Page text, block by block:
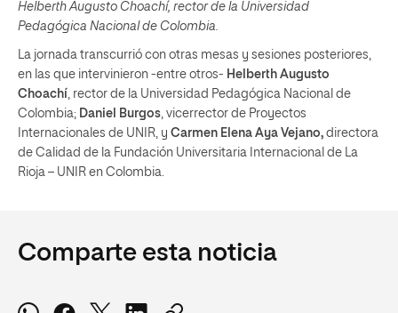
Helberth Augusto Choachí, rector de la Universidad
Pedagógica Nacional de Colombia.
La jornada transcurrió con otras mesas y sesiones posteriores,
en las que intervinieron -entre otros- Helberth Augusto
Choachí, rector de la Universidad Pedagógica Nacional de
Colombia; Daniel Burgos, vicerrector de Proyectos
Internacionales de UNIR, y Carmen Elena Aya Vejano, directora
de Calidad de la Fundación Universitaria Internacional de La
Rioja – UNIR en Colombia.
Comparte esta noticia